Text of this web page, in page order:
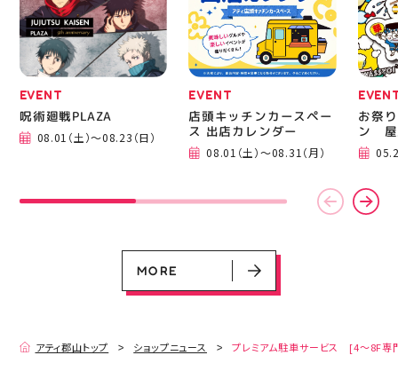
08.01（土）～08.23（日）
レンダー
評営業中！
車サービス
専門店対象]
EVENT
呪術廻戦PLAZA
08.01（土）～08.23（日）
EVENT
店頭キッチンカースペー
ス 出店カレンダー
08.01（土）～08.31（月）
お祭
ン 屋
MORE
アティ郡山トップ ショップニュース プレミアム駐車サービス [4～8F専